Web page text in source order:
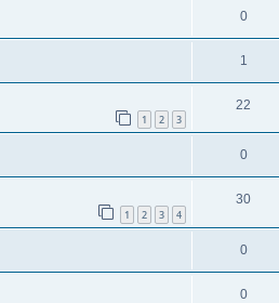
0
1
1 2 3
22
0
1 2 3 4
30
0
0